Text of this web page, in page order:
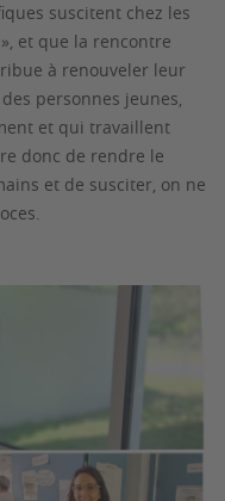
suscitent chez les
et que la rencontre
à renouveler leur
personnes jeunes,
et qui travaillent
donc de rendre le
et de susciter, on ne